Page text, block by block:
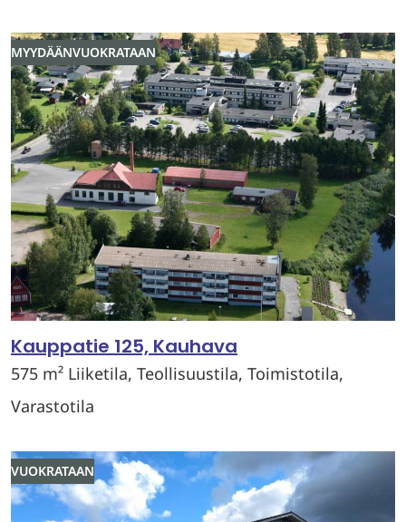
MYYDÄÄNVUOKRATAAN
Kauppatie 125, Kauhava
575 m² Liiketila, Teollisuustila, Toimistotila,
Varastotila
VUOKRATAAN